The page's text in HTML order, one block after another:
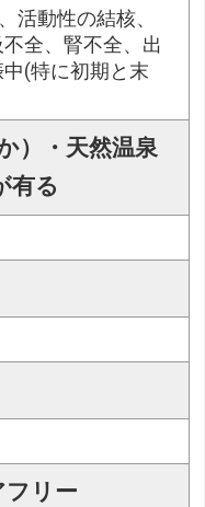
活動性の結核、
全、腎不全、出
(特に初期と末
）・天然温泉
有る
フリー